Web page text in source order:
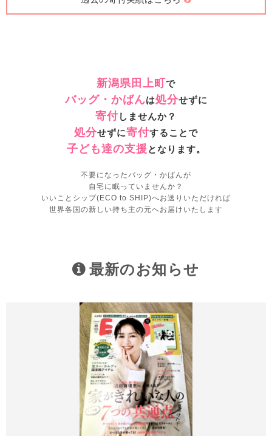
新潟県田上町 で
バッグ・かばんは処分せずに
寄付しませんか？
処分せずに寄付することで
子ども達の支援 となります。
不要になったバッグ・かばんが
自宅に眠っていませんか？
いいことシップ(ECO to SHIP)へお送りいただければ
世界各国の新しい持ち主の元へお届けいたします
最新のお知らせ